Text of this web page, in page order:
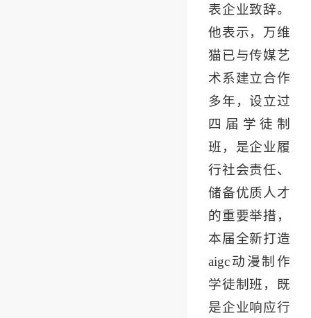
表企业致辞。
他表示，万维
猫已与传媒艺
术系建立合作
多年，设立过
四届学徒制
班，是企业履
行社会责任、
储备优质人才
的重要举措，
本届全新打造
aigc动漫制作
学徒制班，既
是企业响应行